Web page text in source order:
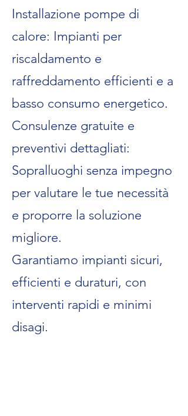
Installazione pompe di
calore: Impianti per
riscaldamento e
raffreddamento efficienti e a
basso consumo energetico.
Consulenze gratuite e
preventivi dettagliati:
Sopralluoghi senza impegno
per valutare le tue necessità
e proporre la soluzione
migliore.
Garantiamo impianti sicuri,
efficienti e duraturi, con
interventi rapidi e minimi
disagi.